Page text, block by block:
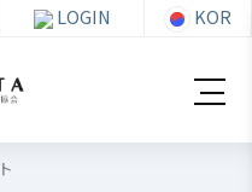
KOR
LOGIN